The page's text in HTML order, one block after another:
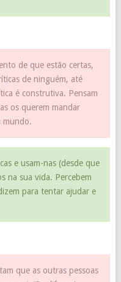
de que estão certas,
de ninguém, até
é construtiva. Pensam
os querem mandar
mundo.
e usam-nas (desde que
na sua vida. Percebem
para tentar ajudar e
que as outras pessoas